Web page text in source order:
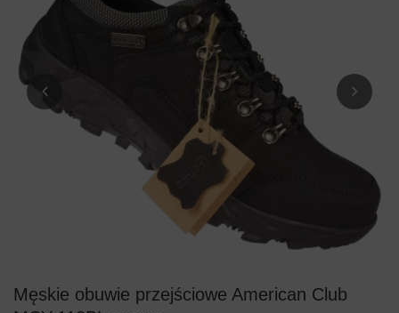
Męskie obuwie przejściowe American Club